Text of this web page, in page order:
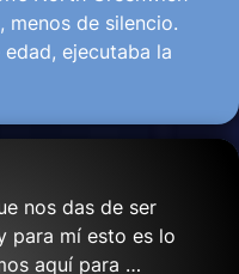
de silencio.
ejecutaba la
nos das de ser
para mí esto es lo
aquí para …